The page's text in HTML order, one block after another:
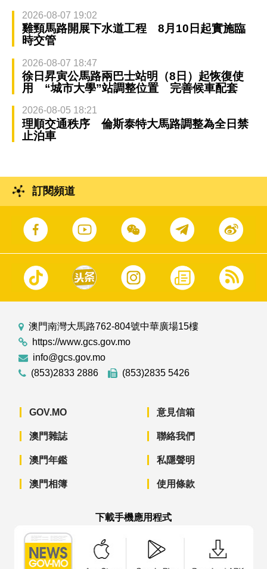
2026-08-07 19:02
雞頸馬路開展下水道工程 8月10日起實施臨
時交管
2026-08-07 18:47
徐日昇寅公馬路兩巴士站明（8日）起恢復使
用 “城市大學”站調整位置 完善候車配套
2026-08-05 18:21
理順交通秩序 倫斯泰特大馬路調整為全日禁
止泊車
訂閱頻道
澳門南灣大馬路762-804號中華廣場15樓
https://www.gcs.gov.mo
info@gcs.gov.mo
(853)2833 2886
(853)2835 5426
GOV.MO
澳門雜誌
澳門年鑑
澳門相簿
意見信箱
聯絡我們
私隱聲明
使用條款
下載手機應用程式